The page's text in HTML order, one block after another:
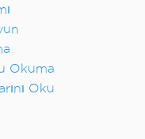
Okuma
Oku